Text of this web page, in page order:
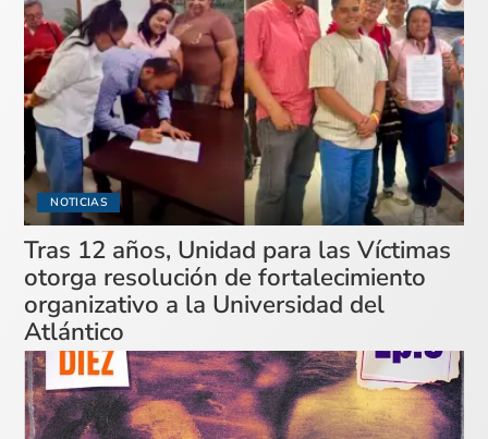
NOTICIAS
Tras 12 años, Unidad para las Víctimas
otorga resolución de fortalecimiento
organizativo a la Universidad del
Atlántico